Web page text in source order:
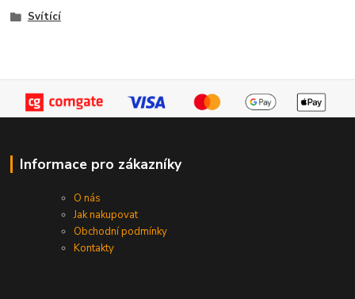
Svítící
Informace pro zákazníky
O nás
Jak nakupovat
Obchodní podmínky
Kontakty